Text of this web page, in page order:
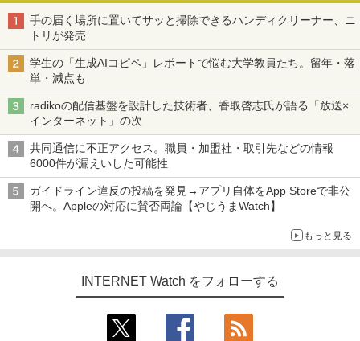
手の届く場所に置いてサッと掃除できるハンディクリーナー、ニ
トリが発売
学生の「生成AIコピペ」レポートで悩む大学教員たち。留年・落
単・減点も
radikoの配信基盤を設計した技術者、香取啓志氏が語る「放送×
インターネット」の次
共同通信に不正アクセス。職員・加盟社・取引先などの情報
6000件が漏えいした可能性
ガイドライン違反の投稿を発見→アプリ自体をApp Storeで非公
開へ。Appleの対応に賛否両論【やじうまWatch】
もっと見る
INTERNET Watch をフォローする